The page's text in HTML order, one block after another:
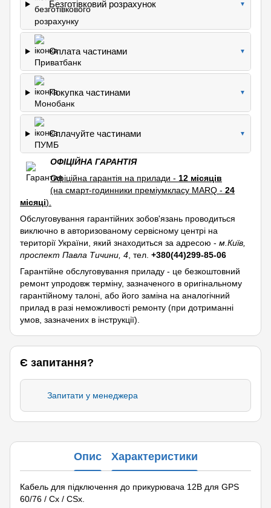
Безготівковий розрахунок ▼
Оплата частинами ▼
Покупка частинами ▼
Сплачуйте частинами ▼
ОФІЦІЙНА ГАРАНТІЯ
Офіційна гарантія на прилади - 12 місяців
(на смарт-годинники преміумкласу MARQ - 24
місяці).
Обслуговування гарантійних зобов'язань проводиться
виключно в авторизованому сервісному центрі на
території України, який знаходиться за адресою - м.Київ,
проспект Павла Тичини, 4 , тел. +380(44)299-85-06
Гарантійне обслуговування приладу - це безкоштовний
ремонт упродовж терміну, зазначеного в оригінальному
гарантійному талоні, або його заміна на аналогічний
прилад в разі неможливості ремонту (при дотриманні
умов, зазначених в інструкції).
Є запитання?
Запитати у менеджера
Опис Характеристики
Кабель для підключення до прикурювача 12В для GPS
60/76 / Cx / CSx.